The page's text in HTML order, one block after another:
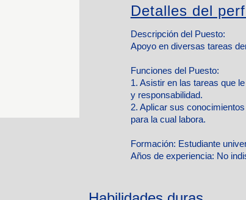
Detalles del
Descripción del Puesto:
Apoyo en diversas tareas
Funciones del Puesto:
1. Asistir en las tareas que
y responsabilidad.
2. Aplicar sus
para la cual labora.
Formación: Estudiante
Años de experiencia: No